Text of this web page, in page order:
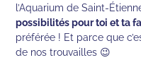
l’Aquarium de Saint-
possibilités pour toi et ta
préférée ! Et parce que
de nos trouvailles 😉